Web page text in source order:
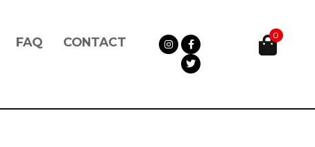
FAQ CONTACT 0